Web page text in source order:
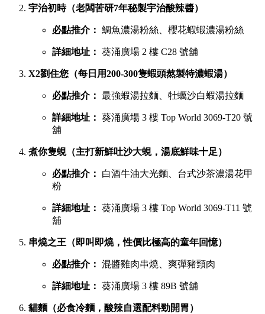
宇治初時（老闆苦研7年秘製宇治酸辣醬）
必點推介： 鯛魚濃湯粉絲、櫻花蝦蝦濃湯粉絲
詳細地址： 葵涌廣場 2 樓 C28 號舖
X2劉住您（每日用200-300隻蝦頭熬製特濃蝦湯）
必點推介： 最強蝦湯拉麵、牡蠣沙白蝦湯拉麵
詳細地址： 葵涌廣場 3 樓 Top World 3069-T20 號
舖
煮你隻蜆（主打新鮮吐沙大蜆，湯底鮮味十足）
必點推介：
白酒牛油大光麵、台式沙茶濃湯花甲
粉
詳細地址： 葵涌廣場 3 樓 Top World 3069-T11 號
舖
串燒之王（即叫即燒，性價比極高的童年回憶）
必點推介： 混醬雞肉串燒、爽彈豬頸肉
詳細地址： 葵涌廣場 3 樓 89B 號舖
貓麵（必食冷麵，酸辣自選配料勁開胃）